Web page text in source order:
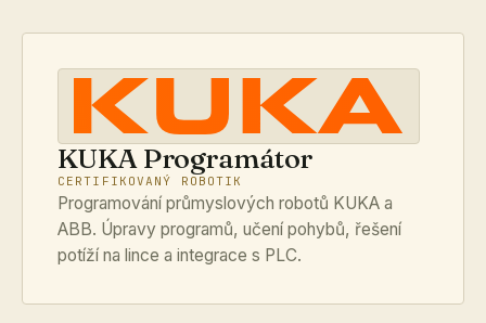
KUKA Programátor
CERTIFIKOVANÝ ROBOTIK
Programování průmyslových robotů KUKA a
ABB. Úpravy programů, učení pohybů, řešení
potíží na lince a integrace s PLC.